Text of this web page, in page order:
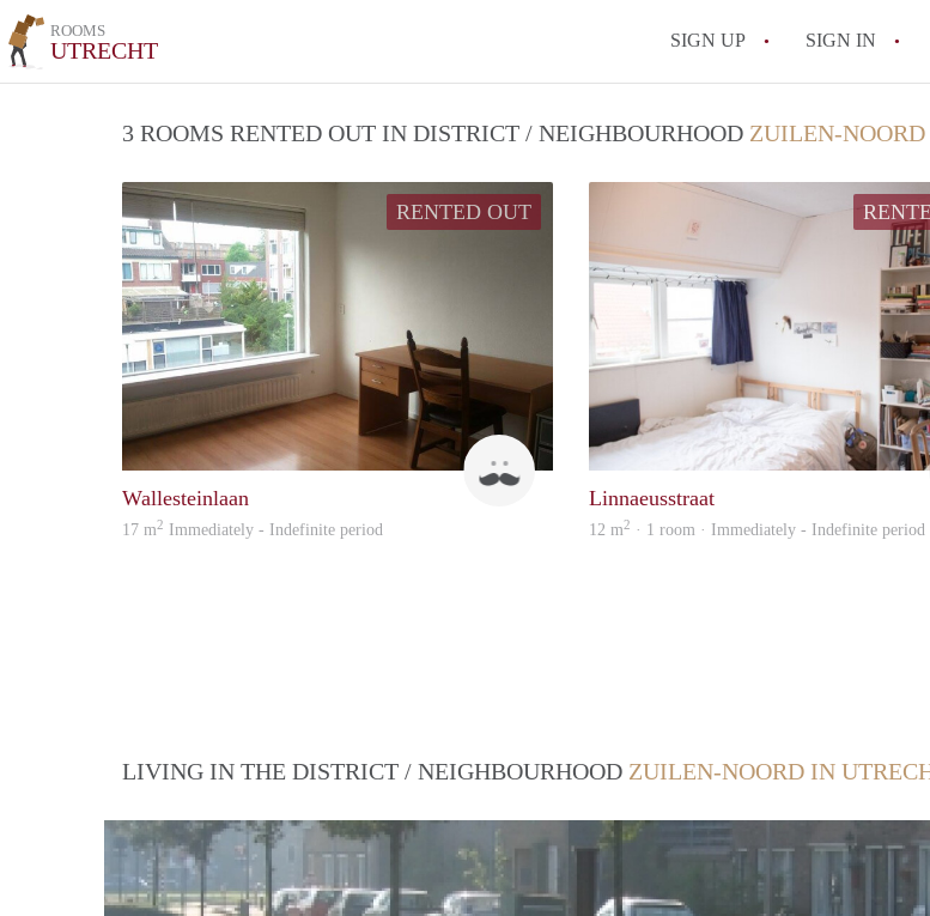
ROOMS
UTRECHT SIGN UP SIGN IN
All FAQs
3 ROOMS RENTED OUT IN DISTRICT / NEIGHBOURHOOD ZUILEN-
RENTED OUT
AJ
Wallesteinlaan
17 m2 Immediately - Indefinite period
Linnaeusstraat
12 m2 · 1 room · Immediately - Indefinite period
LIVING IN THE DISTRICT / NEIGHBOURHOOD ZUILEN-NOORD IN